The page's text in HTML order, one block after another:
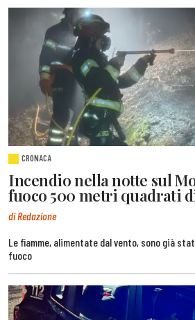
CRONACA
Incendio nella notte sul
fuoco 500 metri quadrati
di Redazione
Le fiamme, alimentate dal vento, sono già
fuoco